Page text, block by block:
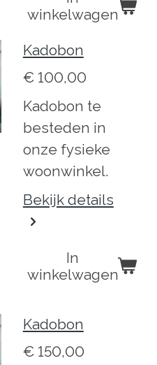
winkelwagen
Kadobon
€ 100,00
Kadobon te
besteden in
onze fysieke
woonwinkel.
Bekijk details
In
winkelwagen
Kadobon
€ 150,00